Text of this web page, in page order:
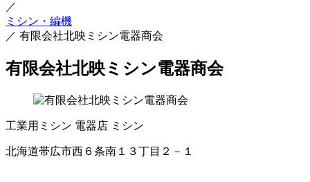
／
ミシン・編機
／ 有限会社北映ミシン電器商会
有限会社北映ミシン電器商会
工業用ミシン 電器店 ミシン
北海道帯広市西６条南１３丁目２－１